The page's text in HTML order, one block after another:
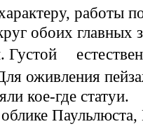
обоих главных
Густой
оживления
кое-где статуи.